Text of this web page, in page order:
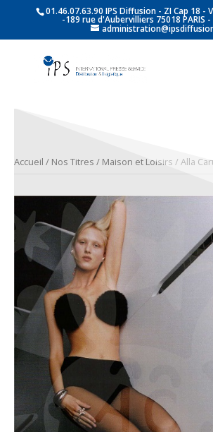
01.46.07.63.90 IPS Diffusion - ZI Cap 18 -
-189 rue d'Aubervilliers 75018 PARIS -
Accueil / Nos Titres / Maison et Loisirs / Alla